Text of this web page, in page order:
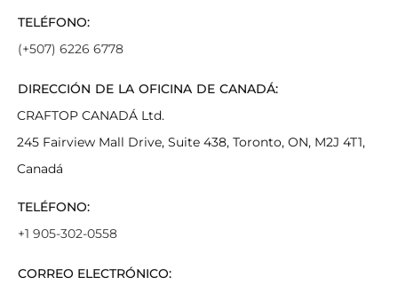
TELÉFONO:
(+507) 6226 6778
DIRECCIÓN DE LA OFICINA DE CANADÁ:
CRAFTOP CANADÁ Ltd.
245 Fairview Mall Drive, Suite 438, Toronto, ON, M2J 4T1,
Canadá
TELÉFONO:
+1 905-302-0558
CORREO ELECTRÓNICO: